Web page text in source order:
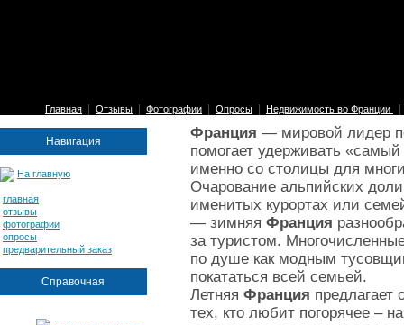
Главная Отзывы Фотографии Опросы Недвижимость во Франции
Навигация
На главную
главная
отзывы
фотографии
опросы
предварительный заказ
Справочная
Франция— мировой лидер
помогает удерживать
именно со столицы для
Очарование альпийских
именитых курортах или
— зимняяФранция
за туристом.
по душе как модным
покататься всей семьей.
ЛетняяФранция предлагает
тех, кто любит погорячее –